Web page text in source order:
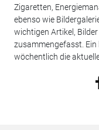
Zigaretten,
ebenso wie
wichtigen Artikel,
zusammengefasst.
wöchentlich die